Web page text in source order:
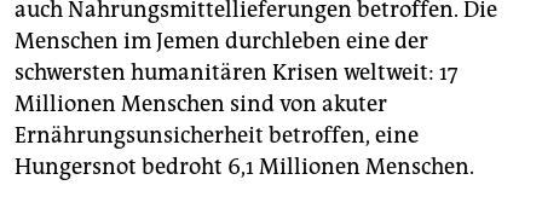
auch Nahrungsmittellieferungen betroffen. Die
Menschen im Jemen durchleben eine der
schwersten humanitären Krisen weltweit: 17
Millionen Menschen sind von akuter
Ernährungsunsicherheit betroffen, eine
Hungersnot bedroht 6,1 Millionen Menschen.